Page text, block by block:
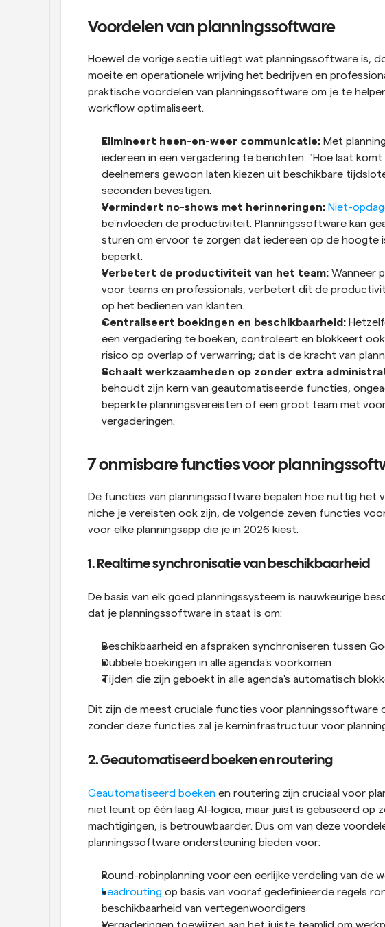
Voordelen van planningssoftware
Hoewel de vorige sectie uitlegt wat planningssoftware is,
moeite en operationele wrijving het bedrijven en
praktische voordelen van planningssoftware om je te
workflow optimaliseert.
Elimineert heen-en-weer communicatie: Met
iedereen in een vergadering te berichten: "Hoe laat
deelnemers gewoon laten kiezen uit beschikbare
seconden bevestigen.
Vermindert no-shows met herinneringen: Niet-
beïnvloeden de productiviteit. Planningssoftware kan
sturen om ervoor te zorgen dat iedereen op de hoogte
beperkt.
Verbetert de productiviteit van het team: Wanneer
voor teams en professionals, verbetert dit de
op het bedienen van klanten.
Centraliseert boekingen en beschikbaarheid:
een vergadering te boeken, controleert en blokkeert
risico op overlap of verwarring; dat is de kracht van
Schaalt werkzaamheden op zonder extra
behoudt zijn kern van geautomatiseerde functies,
beperkte planningsvereisten of een groot team met
vergaderingen.
7 onmisbare functies voor
De functies van planningssoftware bepalen hoe nuttig het
niche je vereisten ook zijn, de volgende zeven functies
voor elke planningsapp die je in 2026 kiest.
1. Realtime synchronisatie van beschikbaarheid
De basis van elk goed planningssysteem is nauwkeurige
dat je planningssoftware in staat is om:
Beschikbaarheid en afspraken synchroniseren tussen
Dubbele boekingen in alle agenda's voorkomen
Tijden die zijn geboekt in alle agenda's automatisch
Dit zijn de meest cruciale functies voor planningssoftware
zonder deze functies zal je kerninfrastructuur voor
2. Geautomatiseerd boeken en routering
Geautomatiseerd boeken en routering zijn cruciaal voor
niet leunt op één laag AI-logica, maar juist is gebaseerd op
machtigingen, is betrouwbaarder. Dus om van deze
planningssoftware ondersteuning bieden voor:
Round-robinplanning voor een eerlijke verdeling van de
Leadrouting op basis van vooraf gedefinieerde regels
beschikbaarheid van vertegenwoordigers